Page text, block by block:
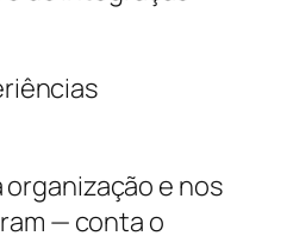
e nos
— conta o